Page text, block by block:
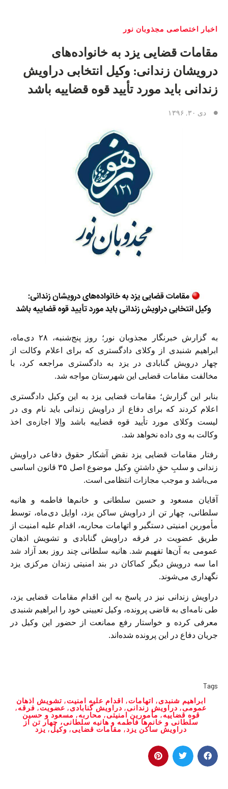
اخبار اختصاصی مجذوبان نور
مقامات قضایی یزد به خانواده‌های
درویشان زندانی: وکیل انتخابی دراویش
زندانی باید مورد تأیید قوه قضاییه باشد
دی ۳۰, ۱۳۹۶
به گزارش خبرنگار مجذوبان نور؛ روز پنج‌شنبه، ۲۸ دی‌ماه،
ابراهیم شنبدی از وکلای دادگستری که برای اعلام وکالت از
چهار درویش گنابادی در یزد به دادگستری مراجعه کرد، با
مخالفت مقامات قضایی این شهرستان مواجه شد.
بنابر این گزارش؛ مقامات قضایی یزد به این وکیل دادگستری
اعلام کردند که برای دفاع از دراویش زندانی باید نام وی در
لیست وکلای مورد تأیید قوه قضاییه باشد واِلا اجازه‌ی اخذ
وکالت به وی داده نخواهد شد.
رفتار مقامات قضایی یزد نقض آشکار حقوق دفاعی دراویش
زندانی و سلبِ حقِ داشتنِ وکیل موضوع اصل ۳۵ قانون اساسی
می‌باشد و موجب مجازات انتظامی است.
آقایان مسعود و حسین سلطانی و خانم‌ها فاطمه و هانیه
سلطانی، چهار تن از دراویش ساکن یزد، اوایل دی‌ماه، توسط
مأمورین امنیتی دستگیر و اتهامات محاربه، اقدام علیه امنیت از
طریق عضویت در فرقه دراویش گنابادی و تشویش اذهان
عمومی به آن‌ها تفهیم شد. هانیه سلطانی چند روز بعد آزاد شد
اما سه درویش دیگر کماکان در بند امنیتی زندان مرکزی یزد
نگهداری می‌شوند.
دراویش زندانی نیز در پاسخ به این اقدام مقامات قضایی یزد،
طی نامه‌ای به قاضی پرونده، وکیل تعیینی خود را ابراهیم شنبدی
معرفی کرده و خواستار رفع ممانعت از حضور این وکیل در
جریان دفاع در این پرونده شده‌اند.
Tags
ابراهیم شنبدی, اتهامات, اقدام علیه امنیت, تشویش اذهان
عمومی, دراویش زندانی, دراویش گنابادی, عضویت, فرقه,
قوه قضاییه, مأمورین امنیتی, محاربه, مسعود و حسین
سلطانی و خانم‌ها فاطمه و هانیه سلطانی، چهار تن از
دراویش ساکن یزد, مقامات قضایی, وکیل, یزد